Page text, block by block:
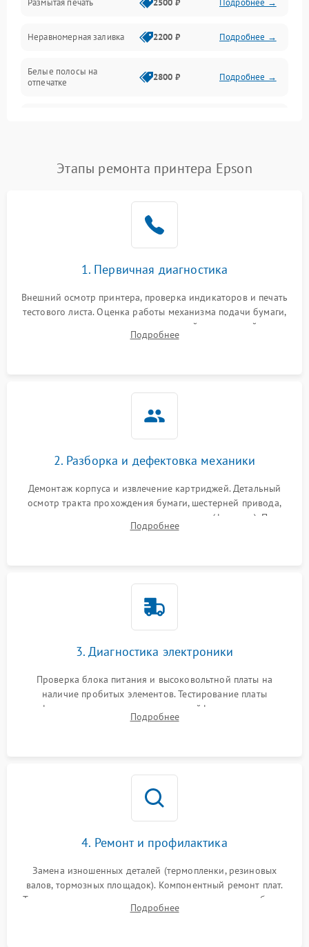
Панель управления и индикация
Режим работы
Питание и запуск
Размытая печать 2500 ₽ Подробнее →
Неравномерная заливка 2200 ₽ Подробнее →
Белые полосы на
отпечатке
2800 ₽ Подробнее →
Этапы ремонта принтера Epson
1. Первичная диагностика
Внешний осмотр принтера, проверка индикаторов и печать
тестового листа. Оценка работы механизма подачи бумаги,
выявление посторонних шумов, замятий и первичный анализ
дефектов печати (полосы, фон, пробелы).
Подробнее
2. Разборка и дефектовка механики
Демонтаж корпуса и извлечение картриджей. Детальный
осмотр тракта прохождения бумаги, шестерней привода,
роликов захвата и узла термозакрепления (фьюзера). Поиск
физического износа и повреждений деталей.
Подробнее
3. Диагностика электроники
Проверка блока питания и высоковольтной платы на
наличие пробитых элементов. Тестирование платы
форматирования, целостности шлейфов, контактов
картриджа и оптопар (датчиков прохождения и наличия
Подробнее
4. Ремонт и профилактика
Замена изношенных деталей (термопленки, резиновых
валов, тормозных площадок). Компонентный ремонт плат.
Тщательная очистка тракта печати, контактов и линз блока
лазера (LSU) от просыпанного тонера и пыли.
Подробнее